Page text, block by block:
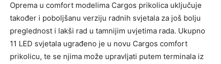
Oprema u comfort modelima Cargos prikolica uključuje
također i poboljšanu verziju radnih svjetala za još bolju
preglednost i lakši rad u tamnijim uvjetima rada. Ukupno
11 LED svjetala ugrađeno je u novu Cargos comfort
prikolicu, te se njima može upravljati putem terminala iz